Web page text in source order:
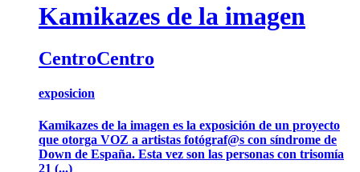
Kamikazes de la imagen
CentroCentro
exposicion
Kamikazes de la imagen es la exposición de un proyecto
que otorga VOZ a artistas fotógraf@s con síndrome de
Down de España. Esta vez son las personas con trisomía
21 (...)